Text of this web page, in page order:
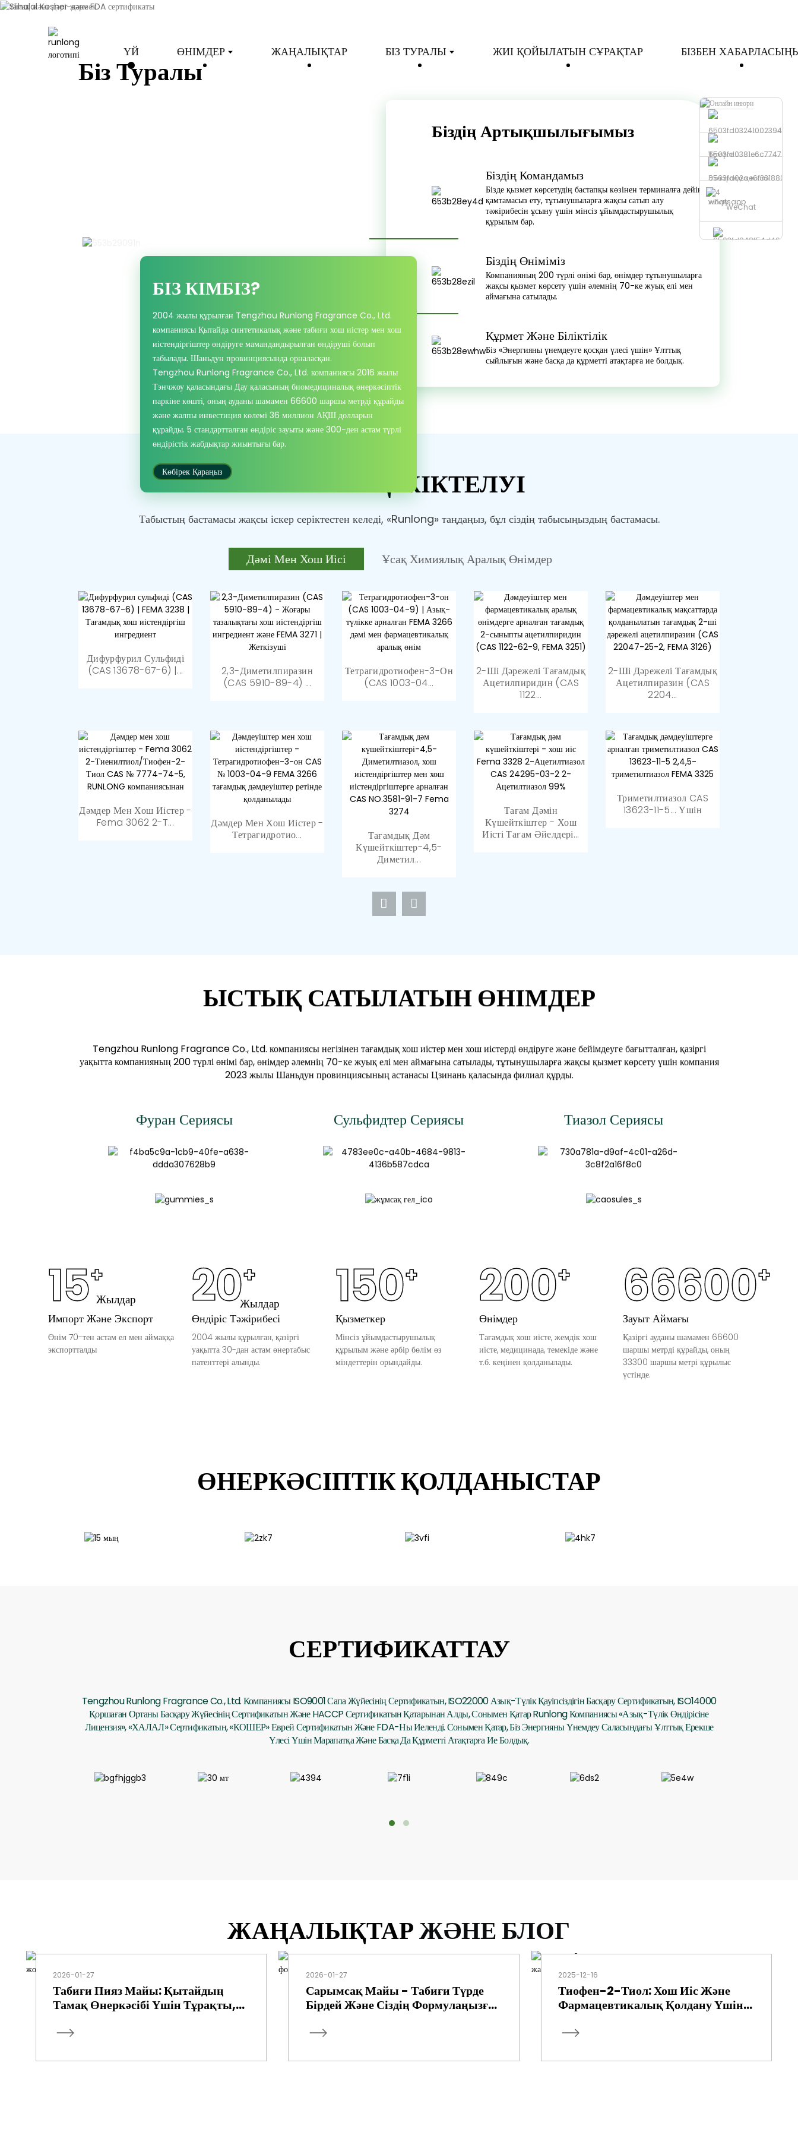
ҮЙ ӨНІМДЕР ЖАҢАЛЫҚТАР БІЗ ТУРАЛЫ ЖИІ ҚОЙЫЛАТЫН СҰРАҚТАР БІЗБЕН
Телефон
Электрондық пошта
жіберу
whatsapp
WeChat
Біз Туралы
БІЗ КІМБІЗ?
2004 жылы құрылған Tengzhou Runlong Fragrance Co., Ltd.
компаниясы Қытайда синтетикалық және табиғи хош иістер мен хош
иістендіргіштер өндіруге мамандандырылған өндіруші болып
табылады. Шаньдун провинциясында орналасқан.
Tengzhou Runlong Fragrance Co., Ltd. компаниясы 2016 жылы
Тэнчжоу қаласындағы Дау қаласының биомедициналық өнеркәсіптік
паркіне көшті, оның ауданы шамамен 66600 шаршы метрді құрайды
және жалпы инвестиция көлемі 36 миллион АҚШ долларын
құрайды. 5 стандартталған өндіріс зауыты және 300-ден астам түрлі
өндірістік жабдықтар жиынтығы бар.
Көбірек Қараңыз
Біздің Артықшылығымыз
Біздің Командамыз
Бізде қызмет көрсетудің бастапқы көзінен терминалға дейін
қамтамасыз ету, тұтынушыларға жақсы сатып алу
тәжірибесін ұсыну үшін мінсіз ұйымдастырушылық
құрылым бар.
Біздің Өніміміз
Компанияның 200 түрлі өнімі бар, өнімдер тұтынушыларға
жақсы қызмет көрсету үшін әлемнің 70-ке жуық елі мен
аймағына сатылады.
Құрмет Және Біліктілік
Біз «Энергияны үнемдеуге қосқан үлесі үшін» Ұлттық
сыйлығын және басқа да құрметті атақтарға ие болдық.
ӨНІМНІҢ ЖІКТЕЛУІ
Табыстың бастамасы жақсы іскер серіктестен келеді, «Runlong» таңдаңыз, бұл сіздің табысыңыздың бастамасы.
Дәмі Мен Хош Иісі Ұсақ Химиялық Аралық Өнімдер
Дифурфурил Сульфиді
(CAS 13678-67-6) |...
2,3-Диметилпиразин
(CAS 5910-89-4) ...
Тетрагидротиофен-3-Он
(CAS 1003-04...
2-Ші Дәрежелі Тағамдық
Ацетилпиридин (CAS
1122...
2-Ші Дәрежелі Тағамдық
Ацетилпиразин (CAS
2204...
Дәмдер Мен Хош Иістер -
Fema 3062 2-T...
Дәмдер Мен Хош Иістер -
Тетрагидротио...
Тағамдық Дәм
Күшейткіштер-4,5-
Диметил...
Тағам Дәмін
Күшейткіштер - Хош
Иісті Тағам Әйелдері...
Триметилтиазол CAS
13623-11-5... Үшін
99% Мин Тиодигликоль
Және Синтездеуші
Ретінде Қолданылады...
Биологиялық
Материалдар Және
99% Мин Тиодигликоль
Ангидриді CAS N...
Және Фармацевтикалық...
Октил Ацетаты 99%
Тазалық ...
99% Таза Сүт Қышқылы
Этилі, Тағамға Арналған...
Фторланған Реагент -
Диэтиламицин...
Эссенция, Хош Иіс Және
Медициналық...
Эссенция Және Дәмдеуіш
2-Бромтиазол/2-B...
ЫСТЫҚ САТЫЛАТЫН ӨНІМДЕР
Tengzhou Runlong Fragrance Co., Ltd. компаниясы негізінен тағамдық хош иістер мен хош иістерді өндіруге және бейімдеуге бағытталған, қазіргі
уақытта компанияның 200 түрлі өнімі бар, өнімдер әлемнің 70-ке жуық елі мен аймағына сатылады, тұтынушыларға жақсы қызмет көрсету үшін компания
2023 жылы Шаньдун провинциясының астанасы Цзинань қаласында филиал құрды.
Фуран Сериясы Сульфидтер Сериясы Тиазол Сериясы
15+
Импорт Және Экспорт
Өнім 70-тен астам ел мен аймаққа
экспортталды
Жылдар 20+
Өндіріс Тәжірибесі
2004 жылы құрылған, қазіргі
уақытта 30-дан астам өнертабыс
патенттері алынды.
Жылдар 150+
Қызметкер
Мінсіз ұйымдастырушылық
құрылым және әрбір бөлім өз
міндеттерін орындайды.
200+
Өнімдер
Тағамдық хош иісте, жемдік хош
иісте, медицинада, темекіде және
т.б. кеңінен қолданылады.
66600+
Зауыт Аймағы
Қазіргі ауданы шамамен 66600
шаршы метрді құрайды, оның
33300 шаршы метрі құрылыс
үстінде.
ӨНЕРКӘСІПТІК ҚОЛДАНЫСТАР
СЕРТИФИКАТТАУ
Tengzhou Runlong Fragrance Co., Ltd. Компаниясы ISO9001 Сапа Жүйесінің Сертификатын, ISO22000 Азық-Түлік Қауіпсіздігін Басқару Сертификатын, ISO14000
Қоршаған Ортаны Басқару Жүйесінің Сертификатын Және HACCP Сертификатын Қатарынан Алды, Сонымен Қатар Runlong Компаниясы «азық-Түлік Өндірісіне
Лицензия», «ХАЛАЛ» Сертификатын, «КОШЕР» Еврей Сертификатын Және FDA-Ны Иеленді. Сонымен Қатар, Біз Энергияны Үнемдеу Саласындағы Ұлттық Ерекше
Үлесі Үшін Марапатқа Және Басқа Да Құрметті Атақтарға Ие Болдық.
ЖАҢАЛЫҚТАРЖӘНЕ БЛОГ
2026-01-27
Табиғи Пияз Майы: Қытайдың
Тамақ Өнеркәсібі Үшін Тұрақты,
2026-01-27
Сарымсақ Майы - Табиғи Түрде
Бірдей Және Сіздің Формулаңызға
2025-12-16
Тиофен-2-Тиол: Хош Иіс Және
Фармацевтикалық Қолдану Үшін